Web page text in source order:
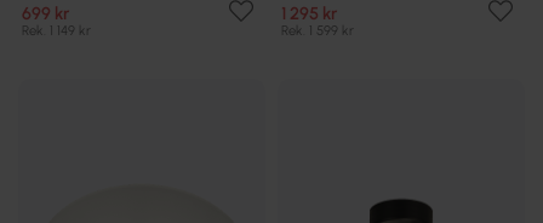
699 kr
Rek. 1 149 kr
1 295 kr
Rek. 1 599 kr